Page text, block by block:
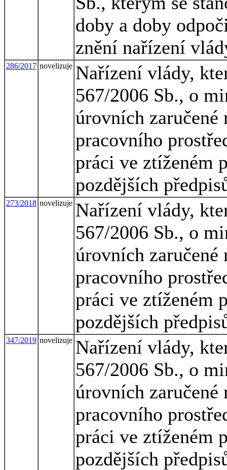
doby a doby
znění nařízení
286/2017 novelizuje Nařízení vlády,
567/2006 Sb., o
úrovních zaručené
pracovního
práci ve ztíženém
pozdějších
273/2018 novelizuje Nařízení vlády,
567/2006 Sb., o
úrovních zaručené
pracovního
práci ve ztíženém
pozdějších
347/2019 novelizuje Nařízení vlády,
567/2006 Sb., o
úrovních zaručené
pracovního
práci ve ztíženém
pozdějších